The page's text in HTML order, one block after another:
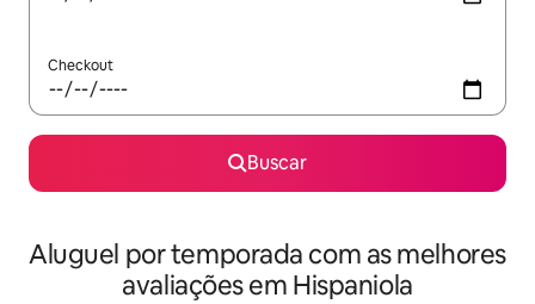
Checkout
Buscar
Aluguel por temporada com as melhores
avaliações em Hispaniola